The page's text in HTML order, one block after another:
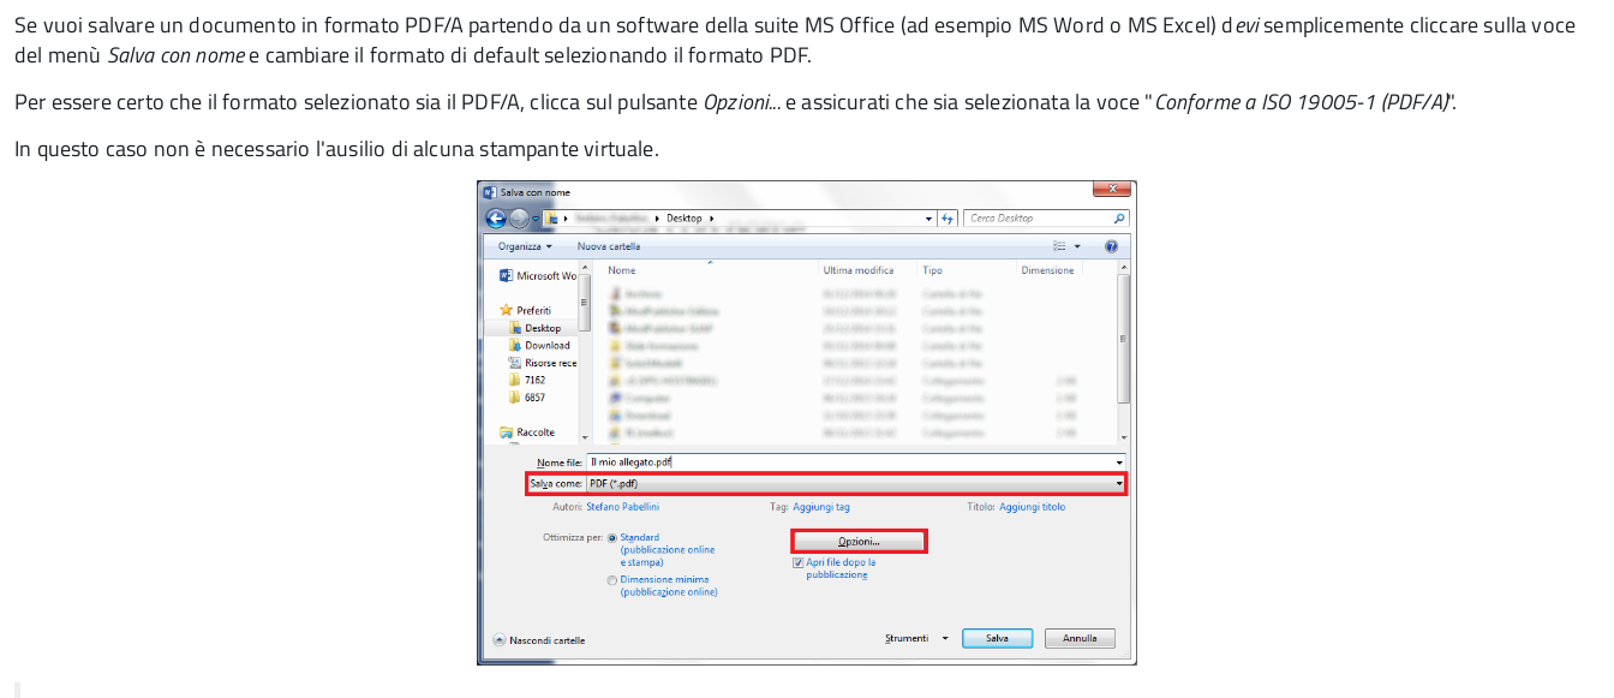
Se vuoi salvare un documento in formato PDF/A partendo da un software della suite MS Office (ad esempio MS Word o MS Excel) devisemplicemente cliccare sulla voce
del menù Salva con nomee cambiare il formato di default selezionando il formato PDF.
Per essere certo che il formato selezionato sia il PDF/A, clicca sul pulsante Opzioni...e assicurati che sia selezionata la voce "Conforme a ISO 19005-1 (PDF/A)".
In questo caso non è necessario l'ausilio di alcuna stampante virtuale.